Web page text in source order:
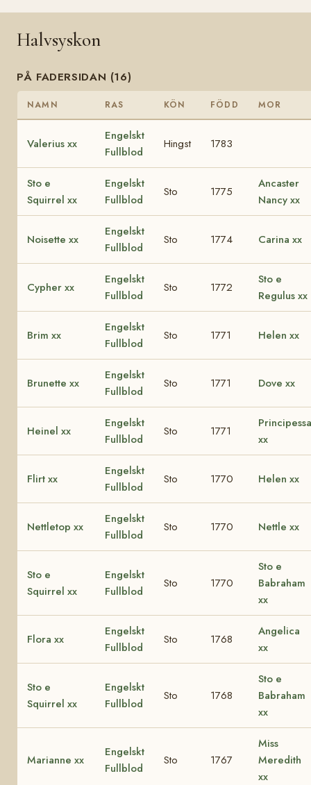
Halvsyskon
PÅ FADERSIDAN (16)
NAMN RAS KÖN FÖDD MOR
Valerius xx
Engelskt
Fullblod
Hingst 1783
Sto e
Squirrel xx
Engelskt
Fullblod
Sto 1775
Ancaster
Nancy xx
Noisette xx
Engelskt
Fullblod
Sto 1774 Carina xx
Cypher xx
Engelskt
Fullblod
Sto 1772
Sto e
Regulus xx
Brim xx
Engelskt
Fullblod
Sto 1771 Helen xx
Brunette xx
Engelskt
Fullblod
Sto 1771 Dove xx
Heinel xx
Engelskt
Fullblod
Sto 1771
Principessa
xx
Flirt xx
Engelskt
Fullblod
Sto 1770 Helen xx
Nettletop xx
Engelskt
Fullblod
Sto 1770 Nettle xx
Sto e
Squirrel xx
Engelskt
Fullblod
Sto 1770
Sto e
Babraham
xx
Flora xx
Engelskt
Fullblod
Sto 1768
Angelica
xx
Sto e
Squirrel xx
Engelskt
Fullblod
Sto 1768
Sto e
Babraham
xx
Marianne xx
Engelskt
Fullblod
Sto 1767
Miss
Meredith
xx